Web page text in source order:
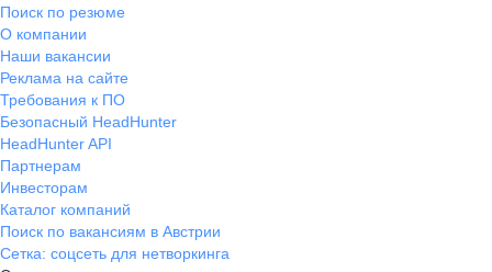
Поиск по резюме
О компании
Наши вакансии
Реклама на сайте
Требования к ПО
Безопасный HeadHunter
HeadHunter API
Партнерам
Инвесторам
Каталог компаний
Поиск по вакансиям в Австрии
Сетка: соцсеть для нетворкинга